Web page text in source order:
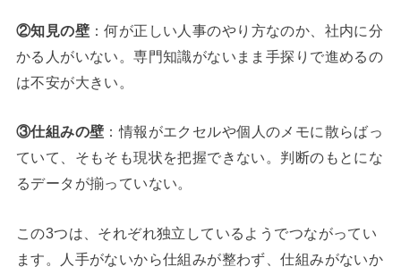
②知見の壁：何が正しい人事のやり方なのか、社内に分
かる人がいない。専門知識がないまま手探りで進めるの
は不安が大きい。
③仕組みの壁 ：情報がエクセルや個人のメモに散らばっ
ていて、そもそも現状を把握できない。判断のもとにな
るデータが揃っていない。
この3つは、それぞれ独立しているようでつながってい
ます。人手がないから仕組みが整わず、仕組みがないか